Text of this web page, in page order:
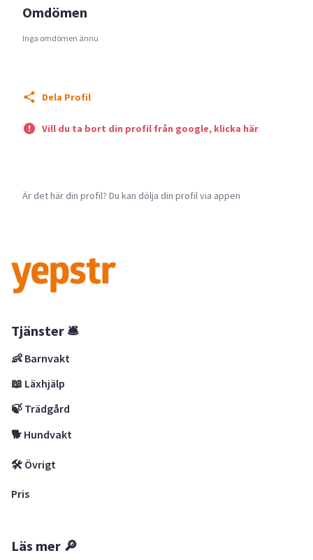
Omdömen
Inga omdömen ännu
Dela Profil
Vill du ta bort din profil från google, klicka här
Är det här din profil? Du kan dölja din profil via appen
Tjänster 🛎
👶 Barnvakt
📖 Läxhjälp
🍃 Trädgård
🐕 Hundvakt
🛠 Övrigt
Pris
Läs mer 🔎